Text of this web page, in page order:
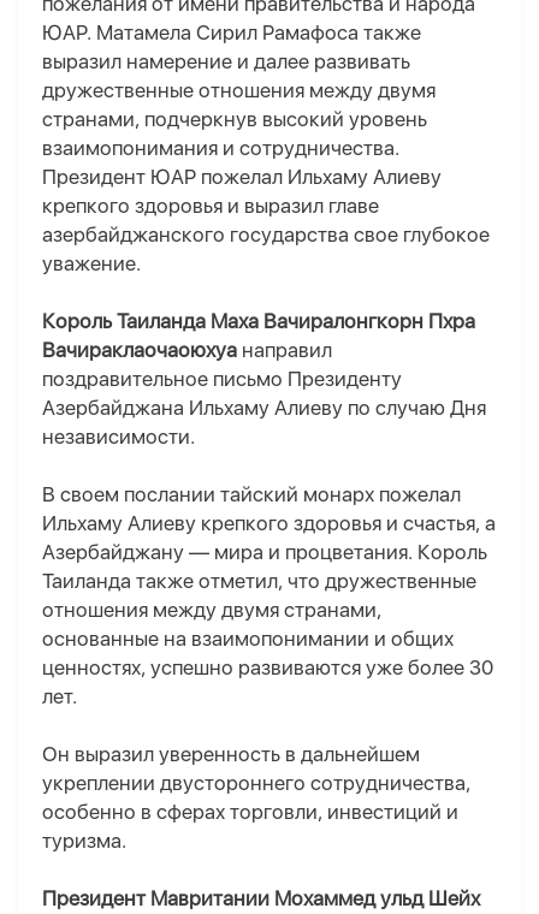
ЮАР. Матамела Сирил Рамафоса также
выразил намерение и далее развивать
дружественные отношения между двумя
странами, подчеркнув высокий уровень
взаимопонимания и сотрудничества.
Президент ЮАР пожелал Ильхаму Алиеву
крепкого здоровья и выразил главе
азербайджанского государства свое глубокое
уважение.
Король Таиланда Маха Вачиралонгкорн Пхра
Вачираклаочаоюхуа направил
поздравительное письмо Президенту
Азербайджана Ильхаму Алиеву по случаю Дня
независимости.
В своем послании тайский монарх пожелал
Ильхаму Алиеву крепкого здоровья и счастья, а
Азербайджану — мира и процветания. Король
Таиланда также отметил, что дружественные
отношения между двумя странами,
основанные на взаимопонимании и общих
ценностях, успешно развиваются уже более 30
лет.
Он выразил уверенность в дальнейшем
укреплении двустороннего сотрудничества,
особенно в сферах торговли, инвестиций и
туризма.
Президент Мавритании Мохаммед ульд Шейх